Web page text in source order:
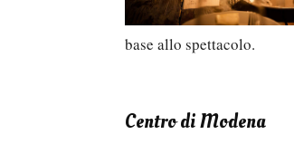
base allo spettacolo.
Centro di Modena